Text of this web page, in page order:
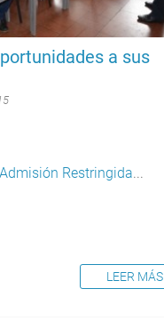
a sus
Restringida
LEER MÁS